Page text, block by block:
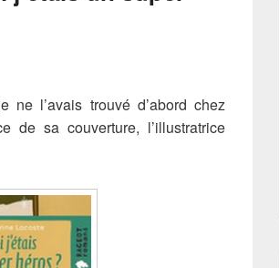
l’avais trouvé d’abord chez
sa couverture, l’illustratrice